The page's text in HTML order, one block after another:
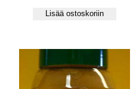
Lisää ostoskoriin